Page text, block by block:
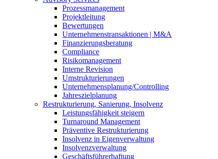
Prozessmanagement
Projektleitung
Bewertungen
Unternehmenstransaktionen | M&A
Finanzierungsberatung
Compliance
Risikomanagement
Interne Revision
Umstrukturierungen
Unternehmensplanung/Controlling
Jahreszielplanung
Restrukturierung, Sanierung, Insolvenz
Leistungsfähigkeit steigern
Turnaround Management
Präventive Restrukturierung
Insolvenz in Eigenverwaltung
Insolvenzverwaltung
Geschäftsführerhaftung